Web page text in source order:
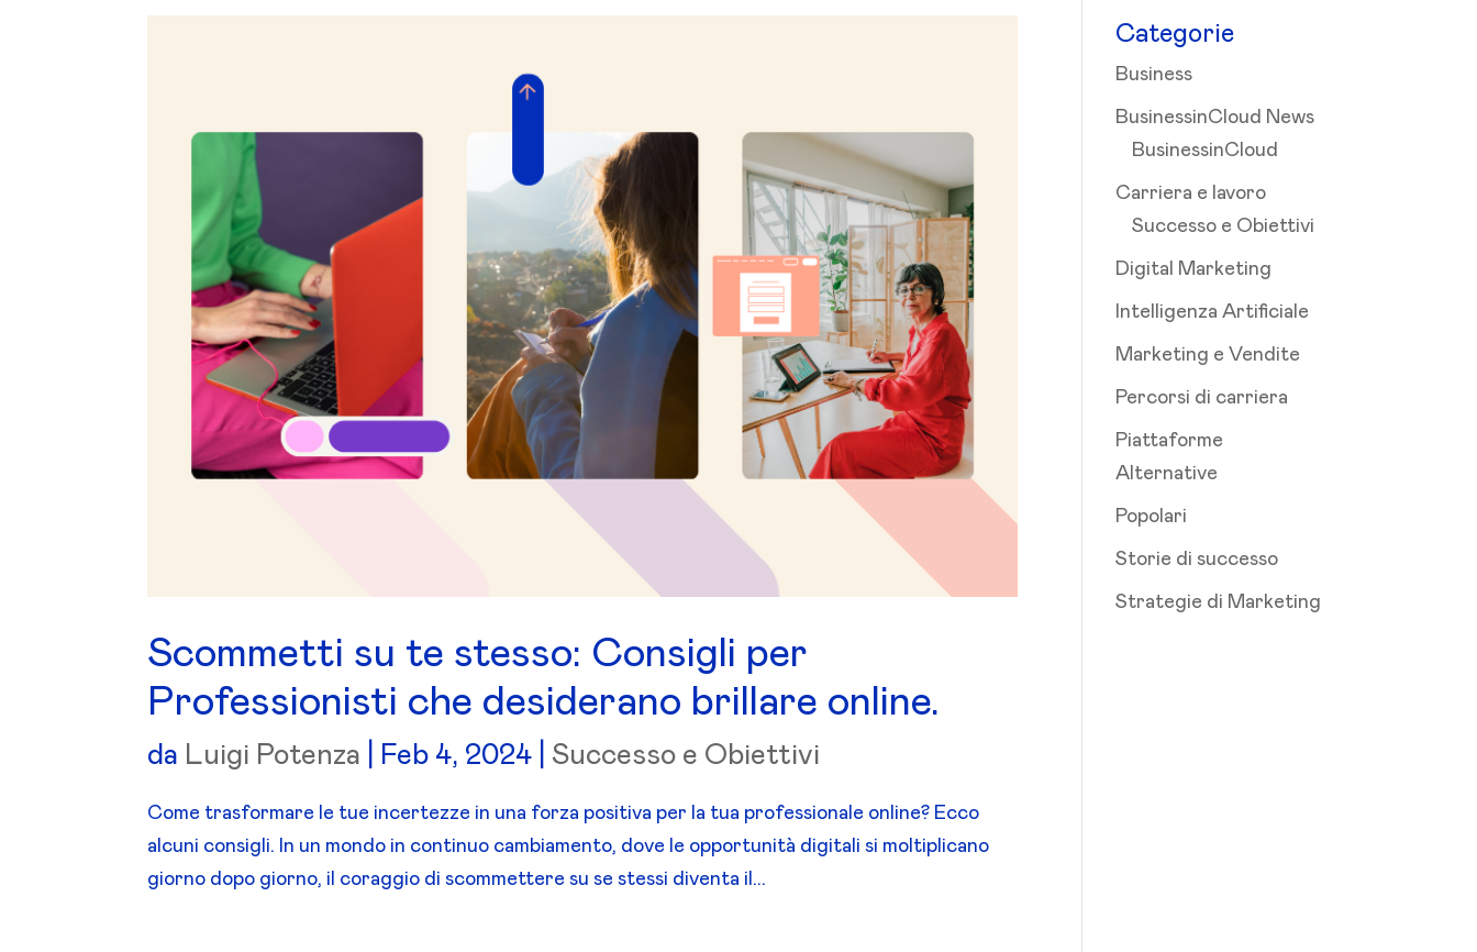
Scommetti su te stesso: Consigli per
Professionisti che desiderano brillare online.
da Luigi Potenza Feb 4, 2024 |Successo e Obiettivi
Come trasformare le tue incertezze in una forza positiva per la tua professionale online? Ecco
alcuni consigli. In un mondo in continuo cambiamento, dove le opportunità digitali si moltiplicano
giorno dopo giorno, il coraggio di scommettere su se stessi diventa il...
Categorie
Business
BusinessinCloud News
BusinessinCloud
Carriera e lavoro
Successo e Obiettivi
Digital Marketing
Intelligenza Artificiale
Marketing e Vendite
Percorsi di carriera
Piattaforme
Alternative
Popolari
Storie di successo
Strategie di Marketing